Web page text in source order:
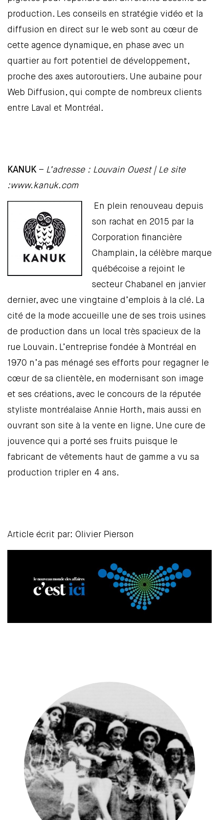
production. Les conseils en stratégie vidéo et la
diffusion en direct sur le web sont au cœur de
cette agence dynamique, en phase avec un
quartier au fort potentiel de développement,
proche des axes autoroutiers. Une aubaine pour
Web Diffusion, qui compte de nombreux clients
entre Laval et Montréal.
KANUK – L’adresse : Louvain Ouest | Le site
:www.kanuk.com
En plein renouveau depuis
son rachat en 2015 par la
Corporation financière
Champlain, la célèbre marque
québécoise a rejoint le
secteur Chabanel en janvier
dernier, avec une vingtaine d’emplois à la clé. La
cité de la mode accueille une de ses trois usines
de production dans un local très spacieux de la
rue Louvain. L’entreprise fondée à Montréal en
1970 n’a pas ménagé ses efforts pour regagner le
cœur de sa clientèle, en modernisant son image
et ses créations, avec le concours de la réputée
styliste montréalaise Annie Horth, mais aussi en
ouvrant son site à la vente en ligne. Une cure de
jouvence qui a porté ses fruits puisque le
fabricant de vêtements haut de gamme a vu sa
production tripler en 4 ans.
Article écrit par: Olivier Pierson